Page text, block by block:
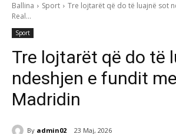
Ballina Sport
Tre lojtarët që do të luajnë sot
Real...
Sport
Tre lojtarët që do të
ndeshjen e fundit
Madridin
By admin02 23 Maj, 2026